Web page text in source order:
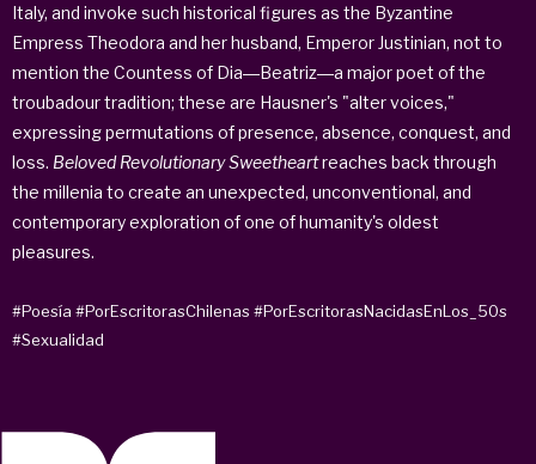
Italy, and invoke such historical figures as the Byzantine
Empress Theodora and her husband, Emperor Justinian, not to
mention the Countess of Dia―Beatriz―a major poet of the
troubadour tradition; these are Hausner's "alter voices,"
expressing permutations of presence, absence, conquest, and
loss. Beloved Revolutionary Sweetheartreaches back through
the millenia to create an unexpected, unconventional, and
contemporary exploration of one of humanity's oldest
pleasures.
#Poesía #PorEscritorasChilenas #PorEscritorasNacidasEnLos_50s
#Sexualidad